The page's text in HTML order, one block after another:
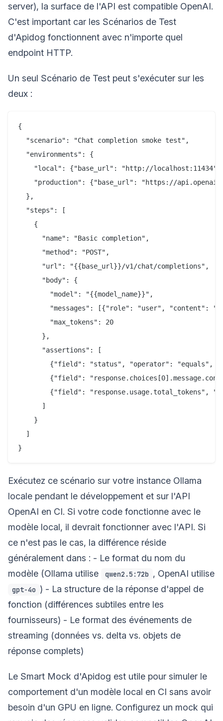
server), la surface de l'API est compatible OpenAI.
C'est important car les Scénarios de Test
d'Apidog fonctionnent avec n'importe quel
endpoint HTTP.
Un seul Scénario de Test peut s'exécuter sur les
deux :
{
  "scenario": "Chat completion smoke test",
  "environments": {
"local": {"base_url": "http://
"production": {"base_url": "https://
  },
  "steps": [
    {
      "name": "Basic completion",
      "method": "POST",
      "url": "{{base_url}}/v1/chat/completions",
      "body": {
        "model": "{{model_name}}",
"messages": [{"role": "user", "content":
        "max_tokens": 20
      },
      "assertions": [
{"field": "status", "operator": "equals",
{"field":
{"field": "response.usage.total_tokens",
      ]
    }
  ]
Exécutez ce scénario sur votre instance Ollama
locale pendant le développement et sur l'API
OpenAI en CI. Si votre code fonctionne avec le
modèle local, il devrait fonctionner avec l'API. Si
ce n'est pas le cas, la différence réside
généralement dans : - Le format du nom du
modèle (Ollama utilise
qwen2.5:72b , OpenAI utilise
gpt-4o ) - La structure de la réponse d'appel de
fonction (différences subtiles entre les
fournisseurs) - Le format des événements de
streaming (données vs. delta vs. objets de
réponse complets)
Le Smart Mock d'Apidog est utile pour simuler le
comportement d'un modèle local en CI sans avoir
besoin d'un GPU en ligne. Configurez un mock qui